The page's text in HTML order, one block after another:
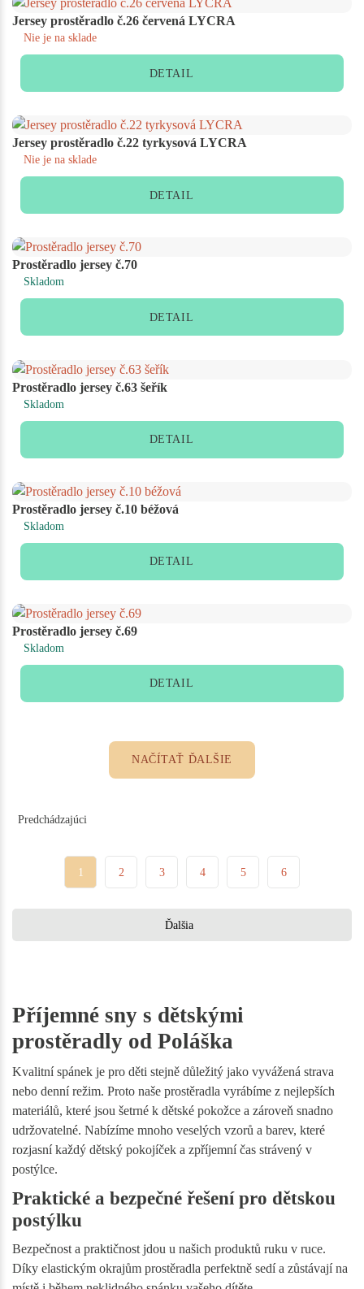
Jersey prostěradlo č.26 červená LYCRA
Nie je na sklade
DETAIL
Jersey prostěradlo č.22 tyrkysová LYCRA
Nie je na sklade
DETAIL
Prostěradlo jersey č.70
Skladom
DETAIL
Prostěradlo jersey č.63 šeřík
Skladom
DETAIL
Prostěradlo jersey č.10 béžová
Skladom
DETAIL
Prostěradlo jersey č.69
Skladom
DETAIL
NAČÍTAŤ ĎALŠIE
Predchádzajúci
1 2 3 4 5 6
Ďalšia
Příjemné sny s dětskými
prostěradly od Poláška
Kvalitní spánek je pro děti stejně důležitý jako vyvážená strava
nebo denní režim. Proto naše prostěradla vyrábíme z nejlepších
materiálů, které jsou šetrné k dětské pokožce a zároveň snadno
udržovatelné. Nabízíme mnoho veselých vzorů a barev, které
rozjasní každý dětský pokojíček a zpříjemní čas strávený v
postýlce.
Praktické a bezpečné řešení pro dětskou
postýlku
Bezpečnost a praktičnost jdou u našich produktů ruku v ruce.
Díky elastickým okrajům prostěradla perfektně sedí a zůstávají na